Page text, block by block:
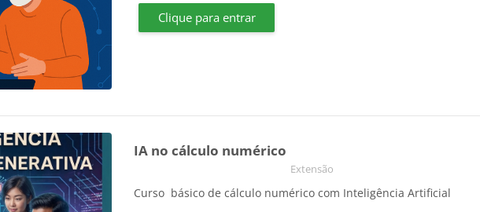
Clique para entrar
IA no cálculo numérico
Categoria do curso
Extensão
Curso básico de cálculo numérico com Inteligência Artificial